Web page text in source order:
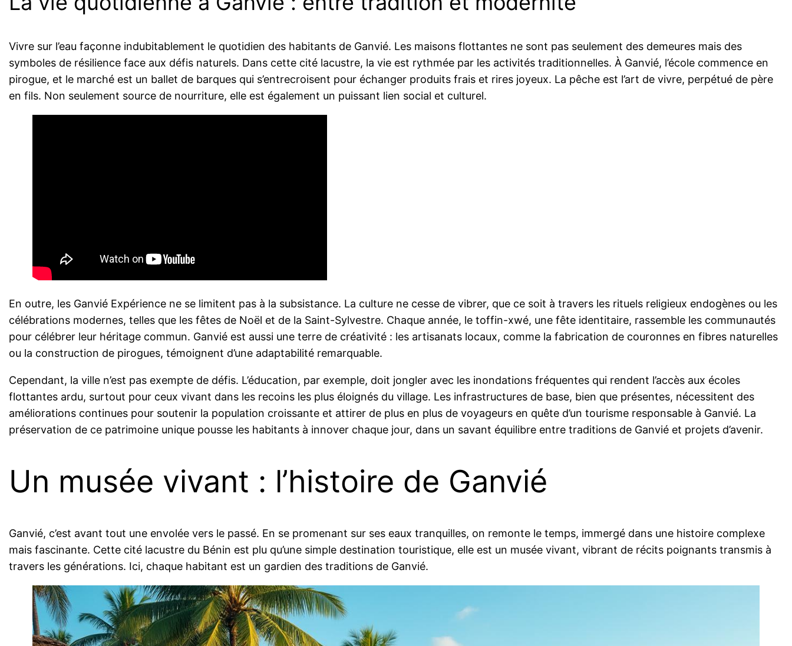
Vivre sur l’eau façonne indubitablement le quotidien des habitants de Ganvié. Les maisons flottantes ne sont pas seulement des demeures mais des
symboles de résilience face aux défis naturels. Dans cette cité lacustre, la vie est rythmée par les activités traditionnelles. À Ganvié, l’école commence en
pirogue, et le marché est un ballet de barques qui s’entrecroisent pour échanger produits frais et rires joyeux. La pêche est l’art de vivre, perpétué de père
en fils. Non seulement source de nourriture, elle est également un puissant lien social et culturel.
En outre, les Ganvié Expérience ne se limitent pas à la subsistance. La culture ne cesse de vibrer, que ce soit à travers les rituels religieux endogènes ou les
célébrations modernes, telles que les fêtes de Noël et de la Saint-Sylvestre. Chaque année, le toffin-xwé, une fête identitaire, rassemble les communautés
pour célébrer leur héritage commun. Ganvié est aussi une terre de créativité : les artisanats locaux, comme la fabrication de couronnes en fibres naturelles
ou la construction de pirogues, témoignent d’une adaptabilité remarquable.
Cependant, la ville n’est pas exempte de défis. L’éducation, par exemple, doit jongler avec les inondations fréquentes qui rendent l’accès aux écoles
flottantes ardu, surtout pour ceux vivant dans les recoins les plus éloignés du village. Les infrastructures de base, bien que présentes, nécessitent des
améliorations continues pour soutenir la population croissante et attirer de plus en plus de voyageurs en quête d’un tourisme responsable à Ganvié. La
préservation de ce patrimoine unique pousse les habitants à innover chaque jour, dans un savant équilibre entre traditions de Ganvié et projets d’avenir.
Un musée vivant : l’histoire de Ganvié
Ganvié, c’est avant tout une envolée vers le passé. En se promenant sur ses eaux tranquilles, on remonte le temps, immergé dans une histoire complexe
mais fascinante. Cette cité lacustre du Bénin est plu qu’une simple destination touristique, elle est un musée vivant, vibrant de récits poignants transmis à
travers les générations. Ici, chaque habitant est un gardien des traditions de Ganvié.